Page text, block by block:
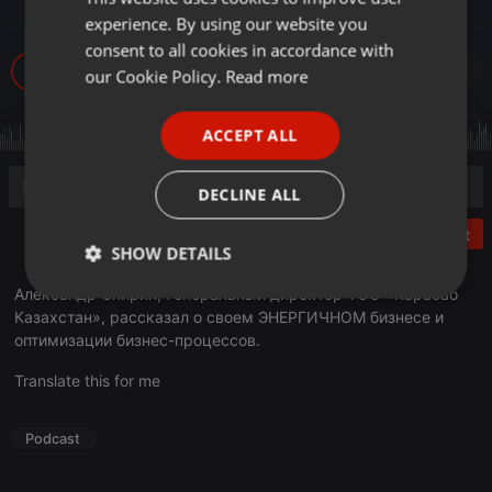
831
Post
Александр Спирин, Генеральный директор ТОО «Карабао
Казахстан», рассказал о своем ЭНЕРГИЧНОМ бизнесе и
оптимизации бизнес-процессов.
Translate this for me
Podcast
GERMAN
experience. By using our website you
consent to all cookies in accordance with
our Cookie Policy. Read more
ACCEPT ALL
DECLINE ALL
SHOW DETAILS
Strictly
necessary
Targeting Functionality